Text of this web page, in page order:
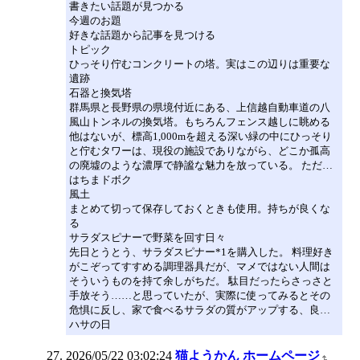
書きたい話題が見つかる
今週のお題
好きな話題から記事を見つける
トピック
ひっそり佇むコンクリートの塔。実はこの辺りは重要な
遺跡
石器と換気塔
群馬県と長野県の県境付近にある、上信越自動車道の八
風山トンネルの換気塔。もちろんフェンス越しに眺める
他はないが、標高1,000mを超える深い緑の中にひっそり
と佇むタワーは、現役の施設でありながら、どこか孤高
の廃墟のような濃厚で静謐な魅力を放っている。 ただ…
はちまドボク
風土
まとめて切って保存しておくときも使用。持ちが良くな
る
サラダスピナーで野菜を回す日々
先日とうとう、サラダスピナー*1を購入した。 料理好き
がこぞってすすめる調理器具だが、マメではない人間は
そういうものを持て余しがちだ。 駄目だったらさっさと
手放そう……と思っていたが、実際に使ってみるとその
危惧に反し、家で食べるサラダの質がアップする、良…
ハサの日
2026/05/22 03:02:24 猫ようかん ホームページ